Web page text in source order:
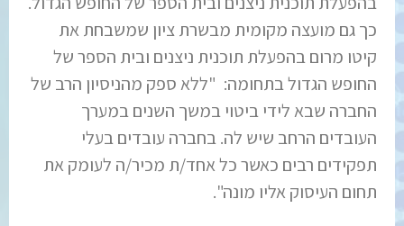
כך גם מועצה מקומית מבשרת ציון שמשבחת את
קיטו מרום בהפעלת תוכנית ניצנים ובית הספר של
החופש הגדול בתחומה: "ללא ספק מהניסיון הרב של
החברה שבא לידי ביטוי במשך השנים במערך
העובדים הרחב שיש לה. בחברה עובדים בעלי
תפקידים רבים כאשר כל אחד/ת מכיר/ה לעומק את
תחום העיסוק אליו מונה".